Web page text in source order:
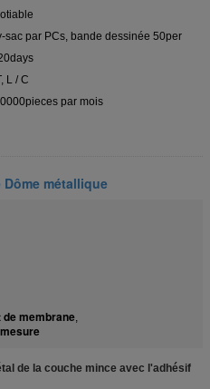
sac par PCs, bande dessinée 50per
L / C
par mois
métallique
membrane,
de la couche mince avec l'adhésif